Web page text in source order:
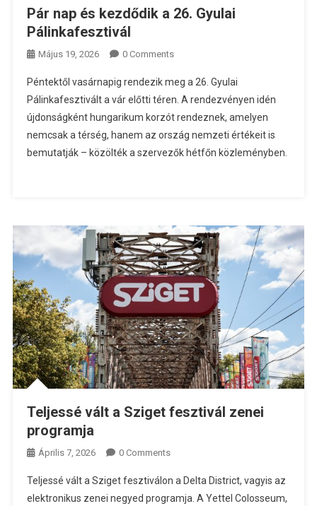
Pár nap és kezdődik a 26. Gyulai
Pálinkafesztivál
Május 19, 2026 0 Comments
Péntektől vasárnapig rendezik meg a 26. Gyulai
Pálinkafesztivált a vár előtti téren. A rendezvényen idén
újdonságként hungarikum korzót rendeznek, amelyen
nemcsak a térség, hanem az ország nemzeti értékeit is
bemutatják – közölték a szervezők hétfőn közleményben.
Teljessé vált a Sziget fesztivál zenei
programja
Április 7, 2026 0 Comments
Teljessé vált a Sziget fesztiválon a Delta District, vagyis az
elektronikus zenei negyed programja. A Yettel Colosseum,